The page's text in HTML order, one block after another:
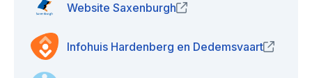
Website Saxenburgh (opens in new window)
Infohuis Hardenberg en Dedemsvaart (opens